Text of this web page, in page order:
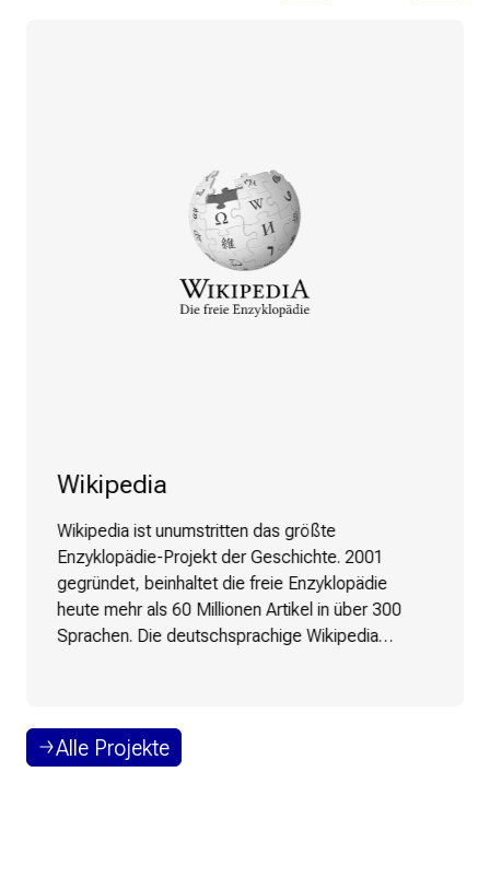
Wikipedia
Wikipedia ist unumstritten das größte
Enzyklopädie-Projekt der Geschichte. 2001
gegründet, beinhaltet die freie Enzyklopädie
heute mehr als 60 Millionen Artikel in über 300
Sprachen. Die deutschsprachige Wikipedia
beliebtesten Webseiten und wird monatlich rund
15 Milliarden Mal aufgerufen.
Alle Projekte